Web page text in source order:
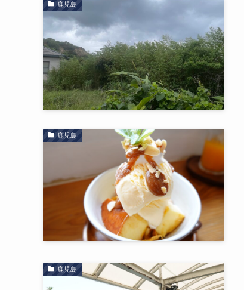
鹿児島
鹿児島
鹿児島